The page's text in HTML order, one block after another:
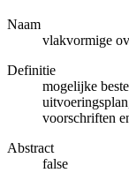
Naam
vlakvormige
Definitie
mogelijke
voorschriften
Abstract
false